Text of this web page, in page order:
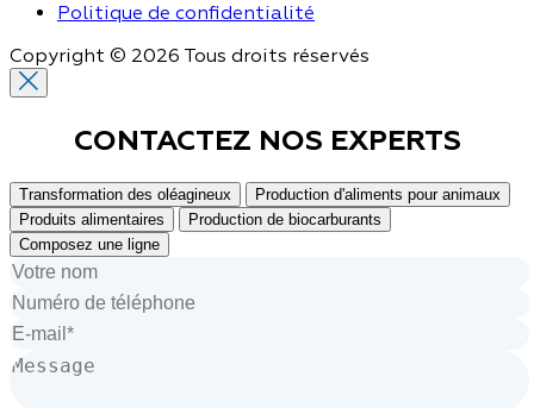
Politique de confidentialité
Copyright © 2026 Tous droits réservés
CONTACTEZ NOS EXPERTS
Transformation des oléagineux
Production d'aliments pour animaux
Produits alimentaires
Production de biocarburants
Composez une ligne